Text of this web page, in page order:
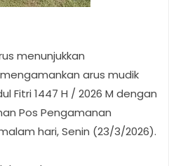
menunjukkan
arus mudik
Fitri 1447 H / 2026 M dengan
Pos Pengamanan
hari, Senin (23/3/2026).